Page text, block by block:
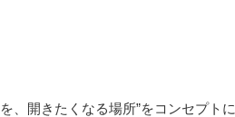
、開きたくなる場所”をコンセプトに